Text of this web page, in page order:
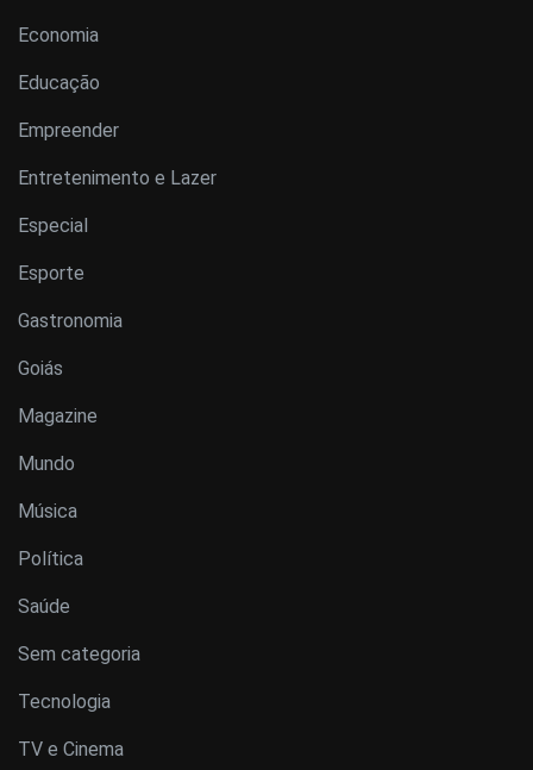
Economia
Educação
Empreender
Entretenimento e Lazer
Especial
Esporte
Gastronomia
Goiás
Magazine
Mundo
Música
Política
Saúde
Sem categoria
Tecnologia
TV e Cinema